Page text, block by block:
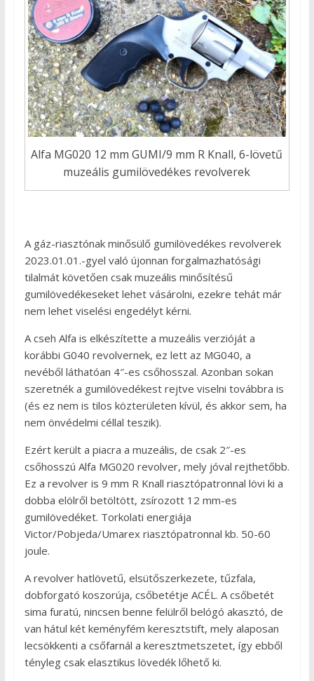
Alfa MG020 12 mm GUMI/9 mm R Knall, 6-lövetű
muzeális gumilövedékes revolverek
A gáz-riasztónak minősülő gumilövedékes revolverek
2023.01.01.-gyel való újonnan forgalmazhatósági
tilalmát követően csak muzeális minősítésű
gumilövedékeseket lehet vásárolni, ezekre tehát már
nem lehet viselési engedélyt kérni.
A cseh Alfa is elkészítette a muzeális verzióját a
korábbi G040 revolvernek, ez lett az MG040, a
nevéből láthatóan 4″-es csőhosszal. Azonban sokan
szeretnék a gumilövedékest rejtve viselni továbbra is
(és ez nem is tilos közterületen kívül, és akkor sem, ha
nem önvédelmi céllal teszik).
Ezért került a piacra a muzeális, de csak 2″-es
csőhosszú Alfa MG020 revolver, mely jóval rejthetőbb.
Ez a revolver is 9 mm R Knall riasztópatronnal lövi ki a
dobba elölről betöltött, zsírozott 12 mm-es
gumilövedéket. Torkolati energiája
Victor/Pobjeda/Umarex riasztópatronnal kb. 50-60
joule.
A revolver hatlövetű, elsütőszerkezete, tűzfala,
dobforgató koszorúja, csőbetétje ACÉL. A csőbetét
sima furatú, nincsen benne felülről belógó akasztó, de
van hátul két keményfém keresztstift, mely alaposan
lecsökkenti a csőfarnál a keresztmetszetet, így ebből
tényleg csak elasztikus lövedék lőhető ki.